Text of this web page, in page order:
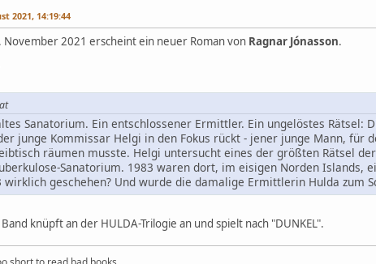
2021, 14:19:44
November 2021 erscheint ein neuer Roman von Ragnar Jónasson.
Sanatorium. Ein entschlossener Ermittler. Ein ungelöstes Rätsel:
junge Kommissar Helgi in den Fokus rückt - jener junge Mann, für
räumen musste. Helgi untersucht eines der größten Rätsel
Sanatorium. 1983 waren dort, im eisigen Norden Islands,
wirklich geschehen? Und wurde die damalige Ermittlerin Hulda zum
knüpft an der HULDA-Trilogie an und spielt nach "DUNKEL".